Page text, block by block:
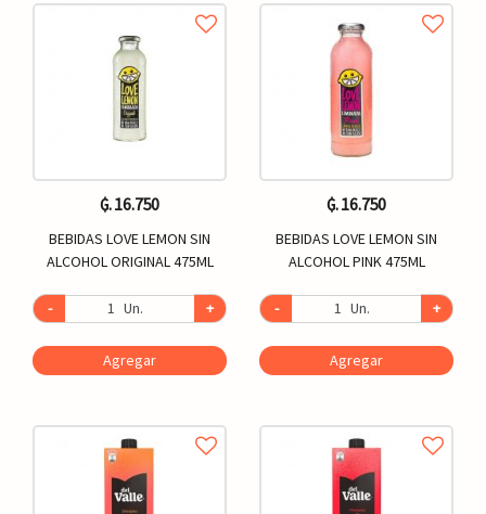
₲. 16.750
BEBIDAS LOVE LEMON SIN
ALCOHOL ORIGINAL 475ML
- Un. +
Agregar
₲. 16.750
BEBIDAS LOVE LEMON SIN
ALCOHOL PINK 475ML
- Un. +
Agregar